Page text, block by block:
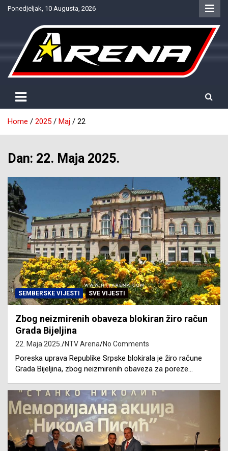
SkipPonedjeljak, 10 Augusta, 2026
NTV Arena
Home 2025 Maj 22
Dan: 22. Maja 2025.
SEMBERSKE VIJESTI SVE VIJESTI
Zbog neizmirenih obaveza blokiran žiro račun
Grada Bijeljina
22. Maja 2025. NTV Arena No Comments
Poreska uprava Republike Srpske blokirala je žiro račune
Grada Bijeljina, zbog neizmirenih obaveza za poreze…